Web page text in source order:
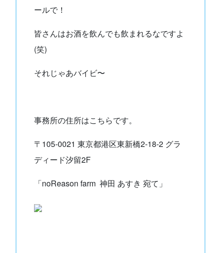
ールで！
皆さんはお酒を飲んでも飲まれるなですよ
(笑)
それじゃあバイビ〜
事務所の住所はこちらです。
〒105-0021 東京都港区東新橋2-18-2 グラ
ディード汐留2F
「noReason farm 神田 あすき 宛て」